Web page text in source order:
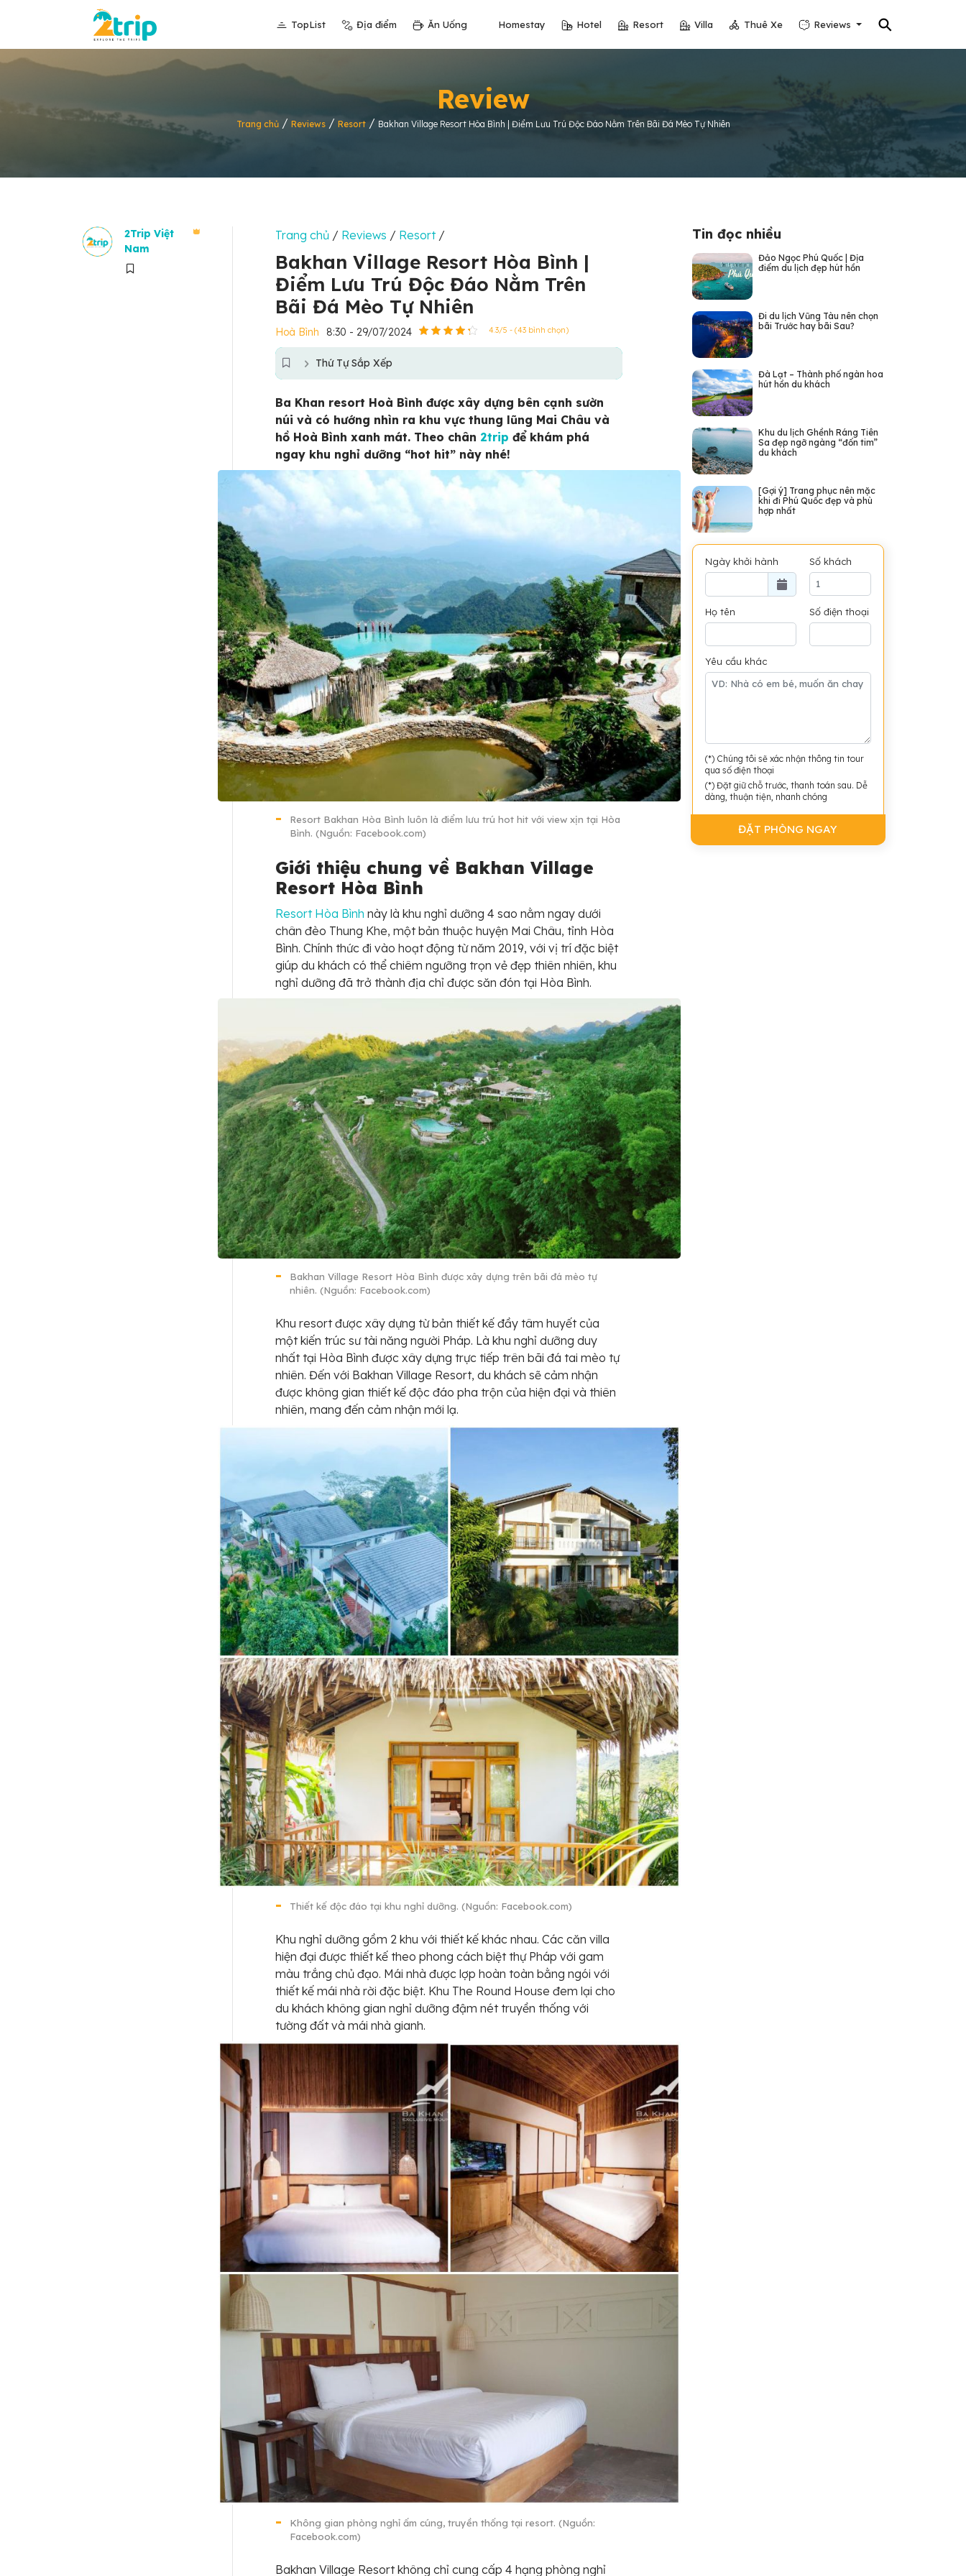
⚲
TopList Địa điểm Ăn Uống Homestay Hotel Resort Villa Thuê Xe Reviews
Review
Trang chủ/ Reviews/ Resort/ Bakhan Village Resort Hòa Bình | Điểm Lưu Trú Độc Đáo Nằm Trên Bãi Đá Mèo Tự Nhiên
2Trip Việt
Nam
Trang chủ / Reviews / Resort/
Bakhan Village Resort Hòa Bình |
Điểm Lưu Trú Độc Đáo Nằm Trên
Bãi Đá Mèo Tự Nhiên
Hoà Bình 8:30 - 29/07/2024 4.3/5 - (43 bình chọn)
Thứ Tự Sắp Xếp
Ba Khan resort Hoà Bình được xây dựng bên cạnh sườn
núi và có hướng nhìn ra khu vực thung lũng Mai Châu và
hồ Hoà Bình xanh mát. Theo chân 2trip để khám phá
ngay khu nghỉ dưỡng “hot hit” này nhé!
Resort Bakhan Hòa Bình luôn là điểm lưu trú hot hit với view xịn tại Hòa
Bình. (Nguồn: Facebook.com)
Giới thiệu chung về Bakhan Village
Resort Hòa Bình
Resort Hòa Bình này là khu nghỉ dưỡng 4 sao nằm ngay dưới
chân đèo Thung Khe, một bản thuộc huyện Mai Châu, tỉnh Hòa
Bình. Chính thức đi vào hoạt động từ năm 2019, với vị trí đặc biệt
giúp du khách có thể chiêm ngưỡng trọn vẻ đẹp thiên nhiên, khu
nghỉ dưỡng đã trở thành địa chỉ được săn đón tại Hòa Bình.
Bakhan Village Resort Hòa Bình được xây dựng trên bãi đá mèo tự
nhiên. (Nguồn: Facebook.com)
Khu resort được xây dựng từ bản thiết kế đầy tâm huyết của
một kiến trúc sư tài năng người Pháp. Là khu nghỉ dưỡng duy
nhất tại Hòa Bình được xây dựng trực tiếp trên bãi đá tai mèo tự
nhiên. Đến với Bakhan Village Resort, du khách sẽ cảm nhận
được không gian thiết kế độc đáo pha trộn của hiện đại và thiên
nhiên, mang đến cảm nhận mới lạ.
Thiết kế độc đáo tại khu nghỉ dưỡng. (Nguồn: Facebook.com)
Khu nghỉ dưỡng gồm 2 khu với thiết kế khác nhau. Các căn villa
hiện đại được thiết kế theo phong cách biệt thự Pháp với gam
màu trắng chủ đạo. Mái nhà được lợp hoàn toàn bằng ngói với
thiết kế mái nhà rời đặc biệt. Khu The Round House đem lại cho
du khách không gian nghỉ dưỡng đậm nét truyền thống với
tường đất và mái nhà gianh.
Không gian phòng nghỉ ấm cúng, truyền thống tại resort. (Nguồn:
Facebook.com)
Bakhan Village Resort không chỉ cung cấp 4 hạng phòng nghỉ
Tin đọc nhiều
Đảo Ngọc Phú Quốc | Địa
điểm du lịch đẹp hút hồn
Đi du lịch Vũng Tàu nên chọn
bãi Trước hay bãi Sau?
Đà Lạt – Thành phố ngàn hoa
hút hồn du khách
Khu du lịch Ghềnh Ráng Tiên
Sa đẹp ngỡ ngàng “đốn tim”
du khách
[Gợi ý] Trang phục nên mặc
khi đi Phú Quốc đẹp và phù
hợp nhất
Ngày khởi hành Số khách
Họ tên Số điện thoại
Yêu cầu khác
(*) Chúng tôi sẽ xác nhận thông tin tour
qua số điện thoại
(*) Đặt giữ chỗ trước, thanh toán sau. Dễ
dàng, thuận tiện, nhanh chóng
ĐẶT PHÒNG NGAY